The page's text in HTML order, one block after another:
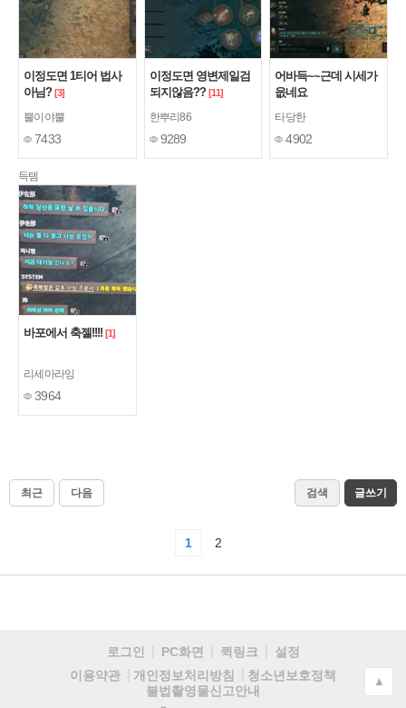
이정도면 1티어 법사
아님? [3]
뿔이야뿔
7433
이정도면 영변제일검
되지않음?? [11]
한뿌리86
9289
어바득~~근데 시세가
읎네요
타당한
4902
득템
바포에서 축젤!!!! [1]
리세마라잉
3964
최근 다음 검색 글쓰기
1 2
로그인 PC화면 퀵링크
설정
이용약관
개인정보처리방침
청소년보호정책
불법촬영물신고안내
▲